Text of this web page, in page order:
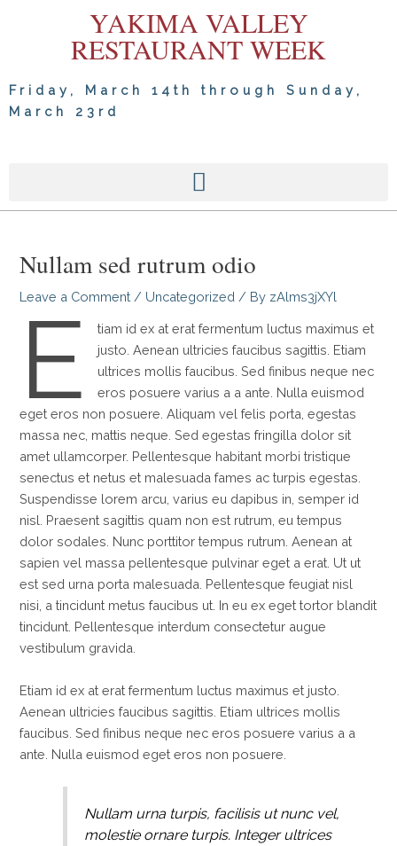
YAKIMA VALLEY
RESTAURANT WEEK
Friday, March 14th through Sunday,
March 23rd
Nullam sed rutrum odio
Leave a Comment / Uncategorized / By zAlms3jXYl
E
tiam id ex at erat fermentum luctus maximus et
justo. Aenean ultricies faucibus sagittis. Etiam
ultrices mollis faucibus. Sed finibus neque nec
eros posuere varius a a ante. Nulla euismod
eget eros non posuere. Aliquam vel felis porta, egestas
massa nec, mattis neque. Sed egestas fringilla dolor sit
amet ullamcorper. Pellentesque habitant morbi tristique
senectus et netus et malesuada fames ac turpis egestas.
Suspendisse lorem arcu, varius eu dapibus in, semper id
nisl. Praesent sagittis quam non est rutrum, eu tempus
dolor sodales. Nunc porttitor tempus rutrum. Aenean at
sapien vel massa pellentesque pulvinar eget a erat. Ut ut
est sed urna porta malesuada. Pellentesque feugiat nisl
nisi, a tincidunt metus faucibus ut. In eu ex eget tortor blandit
tincidunt. Pellentesque interdum consectetur augue
vestibulum gravida.
Etiam id ex at erat fermentum luctus maximus et justo.
Aenean ultricies faucibus sagittis. Etiam ultrices mollis
faucibus. Sed finibus neque nec eros posuere varius a a
ante. Nulla euismod eget eros non posuere.
Nullam urna turpis, facilisis ut nunc vel,
molestie ornare turpis. Integer ultrices
navigation